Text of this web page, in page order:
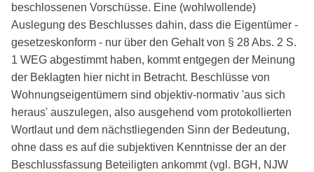
beschlossenen Vorschüsse. Eine (wohlwollende)
Auslegung des Beschlusses dahin, dass die Eigentümer -
gesetzeskonform - nur über den Gehalt von § 28 Abs. 2 S.
1 WEG abgestimmt haben, kommt entgegen der Meinung
der Beklagten hier nicht in Betracht. Beschlüsse von
Wohnungseigentümern sind objektiv-normativ 'aus sich
heraus' auszulegen, also ausgehend vom protokollierten
Wortlaut und dem nächstliegenden Sinn der Bedeutung,
ohne dass es auf die subjektiven Kenntnisse der an der
Beschlussfassung Beteiligten ankommt (vgl. BGH, NJW